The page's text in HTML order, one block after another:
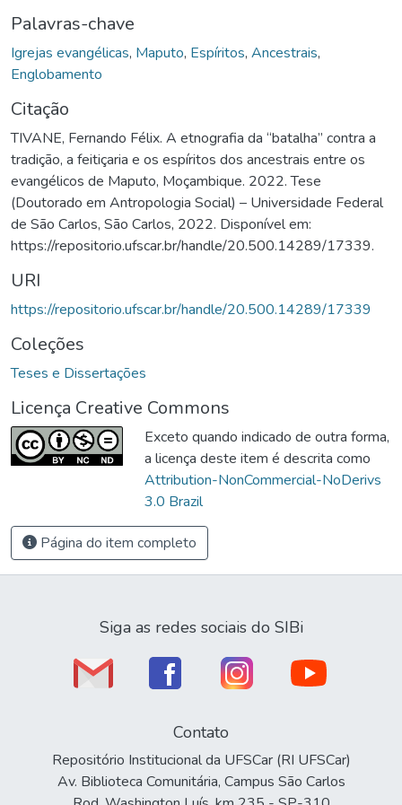
Palavras-chave
Igrejas evangélicas, Maputo, Espíritos, Ancestrais,
Englobamento
Citação
TIVANE, Fernando Félix. A etnografia da “batalha” contra a
tradição, a feitiçaria e os espíritos dos ancestrais entre os
evangélicos de Maputo, Moçambique. 2022. Tese
(Doutorado em Antropologia Social) – Universidade Federal
de São Carlos, São Carlos, 2022. Disponível em:
https://repositorio.ufscar.br/handle/20.500.14289/17339.
URI
https://repositorio.ufscar.br/handle/20.500.14289/17339
Coleções
Teses e Dissertações
Licença Creative Commons
Exceto quando indicado de outra forma,
a licença deste item é descrita como
Attribution-NonCommercial-NoDerivs
3.0 Brazil
Página do item completo
Siga as redes sociais do SIBi
Contato
Repositório Institucional da UFSCar (RI UFSCar)
Av. Biblioteca Comunitária, Campus São Carlos